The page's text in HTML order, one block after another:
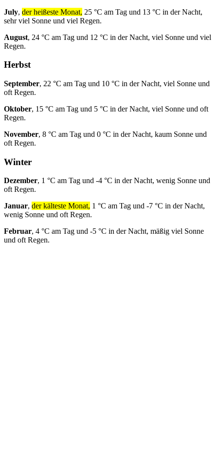
July, der heißeste Monat, 25 °C am Tag und 13 °C in der Nacht,
sehr viel Sonne und viel Regen.
August, 24 °C am Tag und 12 °C in der Nacht, viel Sonne und viel
Regen.
Herbst
September, 22 °C am Tag und 10 °C in der Nacht, viel Sonne und
oft Regen.
Oktober, 15 °C am Tag und 5 °C in der Nacht, viel Sonne und oft
Regen.
November, 8 °C am Tag und 0 °C in der Nacht, kaum Sonne und
oft Regen.
Winter
Dezember, 1 °C am Tag und -4 °C in der Nacht, wenig Sonne und
oft Regen.
Januar, der kälteste Monat, 1 °C am Tag und -7 °C in der Nacht,
wenig Sonne und oft Regen.
Februar, 4 °C am Tag und -5 °C in der Nacht, mäßig viel Sonne
und oft Regen.